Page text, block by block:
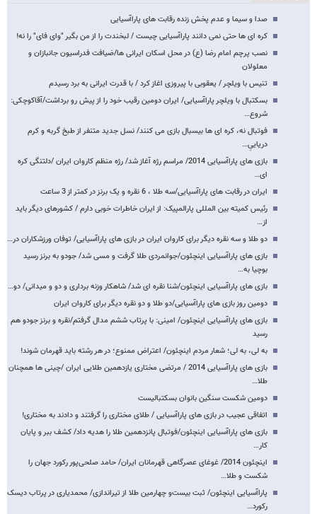
صدا و سیما و عدم پخش زنده رقابت های پاراآسیایی
کره ای ها حتی نمی دانند پاراآسیایی چیست / لبخندت را از من بگیر "وای فای" را نه!
نصب پرچم امام رضا (ع) در محل اسکان ایرانی ها/ضیافت فدراسیون جانبازان و
معلولان
تنیس با ویلچر / یعقوبی با پیروزی اغاز کرد / با قدرت ایرانی به برد رسیدم
بسکتبال با ویلچر پاراآسیایی/ ایران دومین رقیب خود را از پیش رو برداشت/آقاکوچکی:
شروع…
فوتبال نه، کره ای ها بیسبال بازی می کنند/ نسل جدید متنفر از طبخ گربه و کرم
دریاییِ…
بازی های پاراآسیایی 2014/ مراسم رژه آغاز شد/ رژه منظم کاروان ایران /دلتنگی کره
ای…
ایران در رقابت های پاراآسیایی/سه طلا ، 6 نقره و یک برنز در کمتر از 3 ساعت
رئیس کمیته بین المللی پارالمپیک: از ایران خاطرات خوبی دارم / کشورهای دیگر باید
از…
دو طلا و سه نقره دیگر برای کاروان ایران در بازی های پاراآسیایی/ توفان ورزشکاران در…
بازی های پاراآسیایی اینچئون/جوانمردی طلا گرفت و مسی شد/ جودو به برنز رسید
بوچیا به…
بازی های پاراآسیایی اینچئون/شنا نقره ای شد/ شاهکار وزنه برداری و دو و میدانی/ دو…
دومین روز بازی های پاراآسیایی/دو طلا و دو نقره دیگر برای کاروان ایران
بازی های پاراآسیایی اینچئون/ امینی: با پرتاب ششم مدال گرفتم/نقره و برنز جودو هم
رسید
به لی، به لی؛ شعار مردم اینچئون/ اعتراض ممنوع؛ در هر رشته باید قهرمان شوند!
بازی های پاراآسیایی 2014 / مرتضی مختاری یازدهمین طلایی ایران /چینی ها همچنان
طلا…
دومین شکست سنگین بانوان بسکتبالیست
اتفاقی عجیب در بازی های پاراآسیایی / طلای مختاری را گرفتند و دادند به مختاری!
بازی های پاراآسیایی اینچئون/فوتبال پانزدهمین طلا را هدیه داد/ کشف ببر و پایان
کار…
اینچئون 2014/ غوغای عصرگاهی قهرمانان ایران/ حامد صلحی‌پور رکورد جهان را
شکست و طلا…
پاراآسیایی اینچئون/ ثبت بیست‌و چهارمین طلا از تیراندازی/ محمدیاری در پرتاب دیسک
رکورد…